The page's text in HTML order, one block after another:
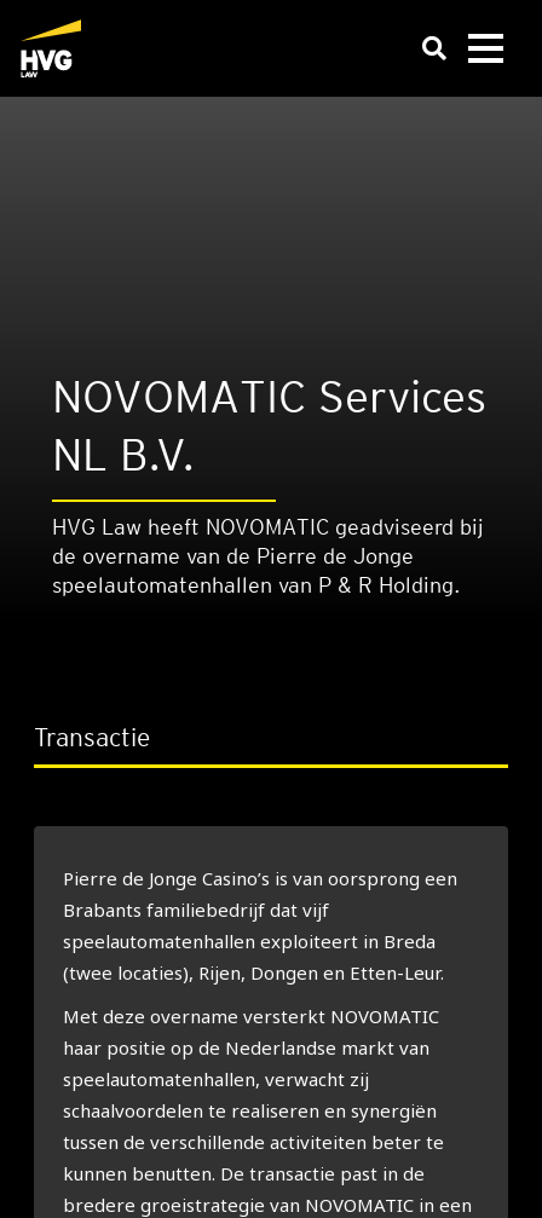
NOVOMATIC Ser­vi­ces
NL B.V.
HVG Law heeft NOVOMATIC geadviseerd bij
de overname van de Pierre de Jonge
speelautomatenhallen van P & R Holding.
Transactie
Pierre de Jonge Casino’s is van oorsprong een
Brabants familiebedrijf dat vijf
speelautomatenhallen exploiteert in Breda
(twee locaties), Rijen, Dongen en Etten-Leur.
Met deze overname versterkt NOVOMATIC
haar positie op de Nederlandse markt van
speelautomatenhallen, verwacht zij
schaalvoordelen te realiseren en synergiën
tussen de verschillende activiteiten beter te
kunnen benutten. De transactie past in de
bredere groeistrategie van NOVOMATIC in een